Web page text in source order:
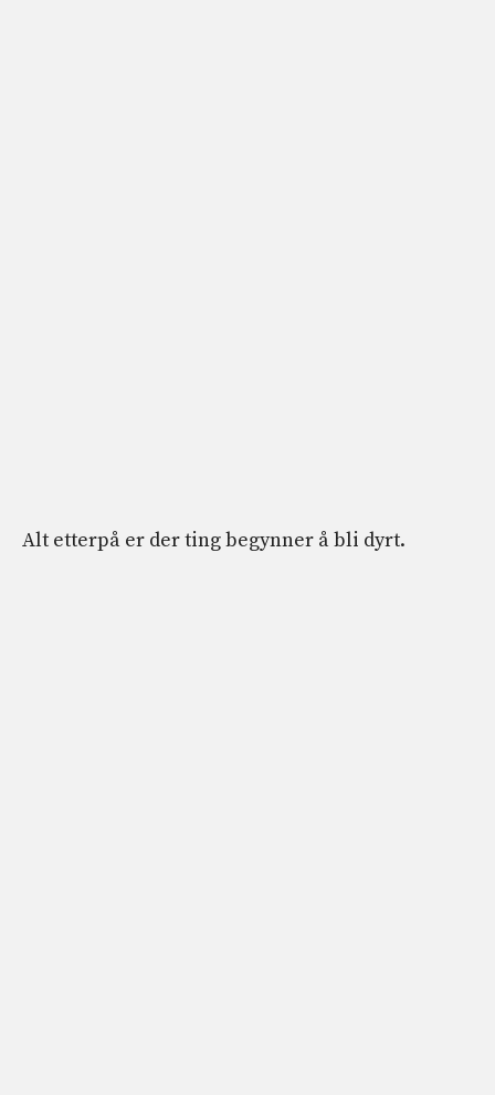
Alt etterpå er der ting begynner å bli dyrt.